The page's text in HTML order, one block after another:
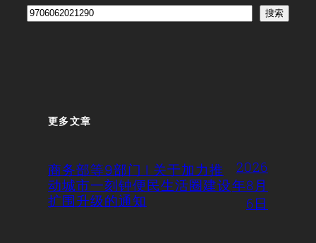
搜
搜索
更多文章
商务部等9部门 | 关于加力推
动城市一刻钟便民生活圈建设
扩围升级的通知
2026
年8月
6日